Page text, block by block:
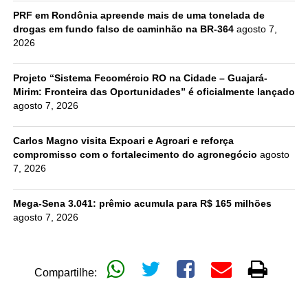
PRF em Rondônia apreende mais de uma tonelada de
drogas em fundo falso de caminhão na BR-364 agosto 7,
2026
Projeto “Sistema Fecomércio RO na Cidade – Guajará-
Mirim: Fronteira das Oportunidades” é oficialmente lançado
agosto 7, 2026
Carlos Magno visita Expoari e Agroari e reforça
compromisso com o fortalecimento do agronegócio agosto
7, 2026
Mega-Sena 3.041: prêmio acumula para R$ 165 milhões
agosto 7, 2026
Compartilhe: